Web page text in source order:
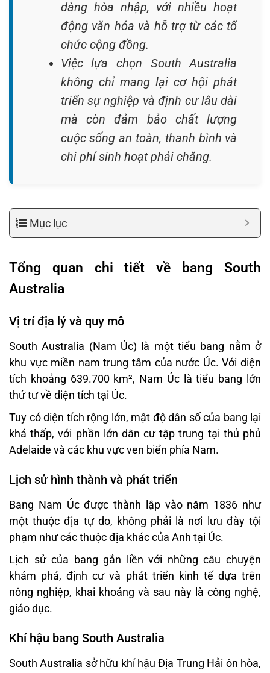
dàng hòa nhập, với nhiều hoạt
động văn hóa và hỗ trợ từ các tổ
chức cộng đồng.
Việc lựa chọn South Australia
không chỉ mang lại cơ hội phát
triển sự nghiệp và định cư lâu dài
mà còn đảm bảo chất lượng
cuộc sống an toàn, thanh bình và
chi phí sinh hoạt phải chăng.
Mục lục
Tổng quan chi tiết về bang South
Australia
Vị trí địa lý và quy mô
South Australia (Nam Úc) là một tiểu bang nằm ở
khu vực miền nam trung tâm của nước Úc. Với diện
tích khoảng 639.700 km², Nam Úc là tiểu bang lớn
thứ tư về diện tích tại Úc.
Tuy có diện tích rộng lớn, mật độ dân số của bang lại
khá thấp, với phần lớn dân cư tập trung tại thủ phủ
Adelaide và các khu vực ven biển phía Nam.
Lịch sử hình thành và phát triển
Bang Nam Úc được thành lập vào năm 1836 như
một thuộc địa tự do, không phải là nơi lưu đày tội
phạm như các thuộc địa khác của Anh tại Úc.
Lịch sử của bang gắn liền với những câu chuyện
khám phá, định cư và phát triển kinh tế dựa trên
nông nghiệp, khai khoáng và sau này là công nghệ,
giáo dục.
Khí hậu bang South Australia
South Australia sở hữu khí hậu Địa Trung Hải ôn hòa,